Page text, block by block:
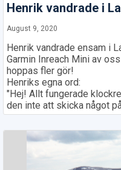
Henrik vandrade i
August 9, 2020
Henrik vandrade ensam i
Garmin Inreach Mini av
hoppas fler gör!
Henriks egna ord:
"Hej! Allt fungerade
den inte att skicka något på